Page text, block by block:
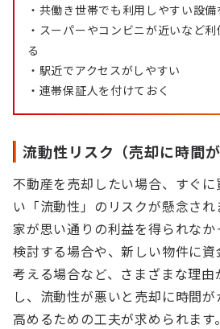
・共働き世帯でも利用しやすい設
・スーパーやコンビニが近いなど
る
・駅近でアクセスがしやすい
・連帯保証人を付けておく
流動性リスク（売却に時間が
不動産を売却したい場合、すぐ
い「流動性」のリスクが懸念さ
家が思い通りの利益を得られな
検討する場合や、新しい物件に資
考える場合など、さまざまな理由
し、流動性が悪いと売却に時間
高めるための工夫が求められます